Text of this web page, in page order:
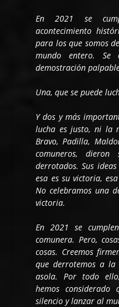
En 2021 se
acontecimiento
para los que somos
mundo entero.
demostración
Una, que se puede
Y dos y más
lucha es justo, ni la
Bravo, Padilla,
comuneros,
derrotados. Sus
esa es su victoria,
No celebramos una
victoria.
En 2021 se
comunera. Pero,
cosas. Creemos
que derrotemos a
asola. Por todo
hemos
silencio y lanzar al